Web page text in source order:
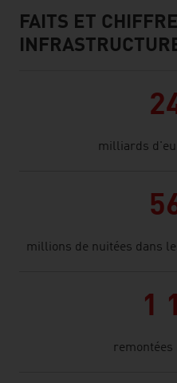
facts & figures
FAITS ET
milliards
millions de nuitées dans
1
remontées